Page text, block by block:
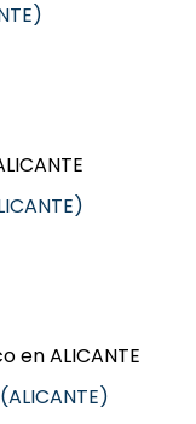
)
)
(ALICANTE)